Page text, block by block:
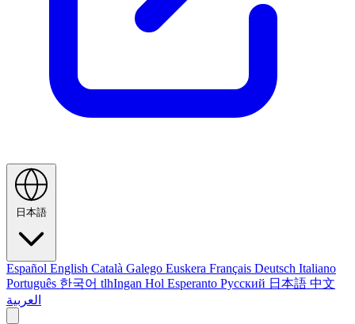
日本語
Español English Català Galego Euskera Français Deutsch Italiano
Português 한국어 tlhIngan Hol Esperanto Русский 日本語 中文
العربية